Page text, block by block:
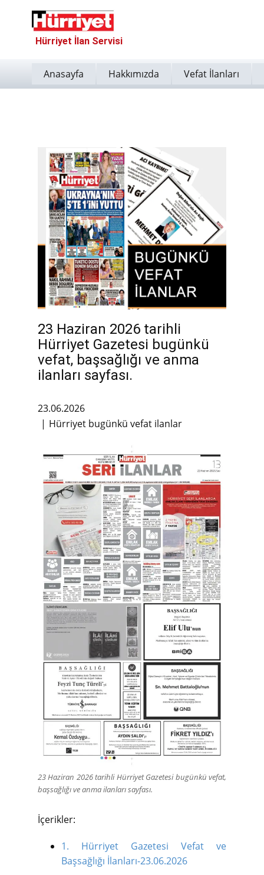
Hürriyet İlan Servisi
Anasayfa Hakkımızda Vefat İlanları
23 Haziran 2026 tarihli
Hürriyet Gazetesi bugünkü
vefat, başsağlığı ve anma
ilanları sayfası.
23.06.2026
Hürriyet bugünkü vefat ilanlar
23 Haziran 2026 tarihli Hürriyet Gazetesi bugünkü vefat,
başsağlığı ve anma ilanları sayfası.
İçerikler:
1. Hürriyet Gazetesi Vefat ve
Başsağlığı İlanları-23.06.2026